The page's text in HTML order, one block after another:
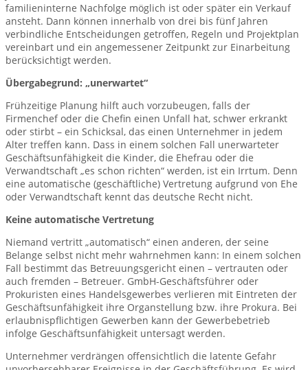
familieninterne Nachfolge möglich ist oder später ein Verkauf
ansteht. Dann können innerhalb von drei bis fünf Jahren
verbindliche Entscheidungen getroffen, Regeln und Projektplan
vereinbart und ein angemessener Zeitpunkt zur Einarbeitung
berücksichtigt werden.
Übergabegrund: „unerwartet“
Frühzeitige Planung hilft auch vorzubeugen, falls der
Firmenchef oder die Chefin einen Unfall hat, schwer erkrankt
oder stirbt – ein Schicksal, das einen Unternehmer in jedem
Alter treffen kann. Dass in einem solchen Fall unerwarteter
Geschäftsunfähigkeit die Kinder, die Ehefrau oder die
Verwandtschaft „es schon richten“ werden, ist ein Irrtum. Denn
eine automatische (geschäftliche) Vertretung aufgrund von Ehe
oder Verwandtschaft kennt das deutsche Recht nicht.
Keine automatische Vertretung
Niemand vertritt „automatisch“ einen anderen, der seine
Belange selbst nicht mehr wahrnehmen kann: In einem solchen
Fall bestimmt das Betreuungsgericht einen – vertrauten oder
auch fremden – Betreuer. GmbH-Geschäftsführer oder
Prokuristen eines Handelsgewerbes verlieren mit Eintreten der
Geschäftsunfähigkeit ihre Organstellung bzw. ihre Prokura. Bei
erlaubnispflichtigen Gewerben kann der Gewerbebetrieb
infolge Geschäftsunfähigkeit untersagt werden.
Unternehmer verdrängen offensichtlich die latente Gefahr